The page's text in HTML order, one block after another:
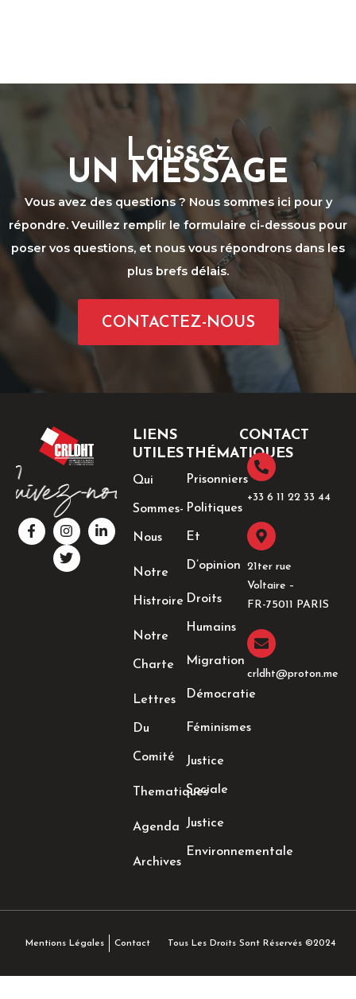
Laissez
UN MESSAGE
Vous avez des questions ? Nous sommes ici pour y
répondre. Veuillez remplir le formulaire ci-dessous pour
poser vos questions, et nous vous répondrons dans les
plus brefs délais.
CONTACTEZ-NOUS
F
a
c
I
n
s
t
a
L
i
n
T
w
i
t
t
LIENS
UTILES
Qui
Sommes-
Nous
Notre
Histroire
Notre
Charte
Lettres
Du
Comité
Thematiques
Agenda
Archives
THÉMATIQUES
Prisonniers
Politiques
Et
D’opinion
Droits
Humains
Migration
Démocratie
Féminismes
Justice
Sociale
Justice
Environnementale
CONTACT
+33 6 11 22 33 44​
21ter rue
Voltaire –
FR-75011 PARIS
crldht@proton.me
Mentions Légales Contact Tous Les Droits Sont Réservés ©2024